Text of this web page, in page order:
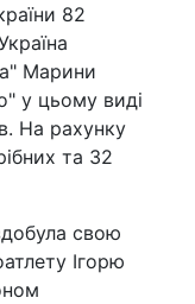
82
Марини
у цьому виді
На рахунку
та 32
свою
Ігорю